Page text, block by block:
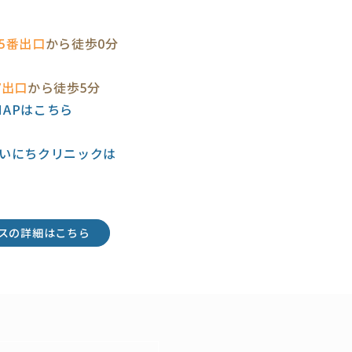
番出口から徒歩0分
口から徒歩5分
はこちら
にちクリニックは
の詳細はこちら